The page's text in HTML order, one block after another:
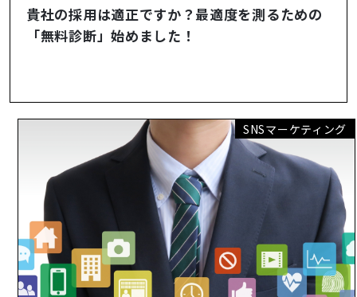
貴社の採用は適正ですか？最適度を測るための
「無料診断」始めました！
SNSマーケティング